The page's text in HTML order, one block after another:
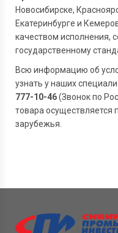
Новосибирске,
Екатеринбурге и
качеством исполнения,
государственному
Всю информацию об
узнать у наших
777-10-46(Звонок по
товара осуществляется
зарубежья.